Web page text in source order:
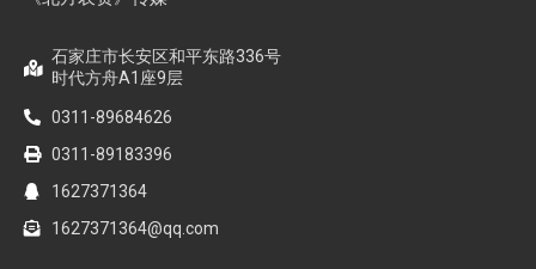
石家庄市长安区和平东路336号
时代方舟A1座9层
0311-89684626
0311-89183396
1627371364
1627371364@qq.com